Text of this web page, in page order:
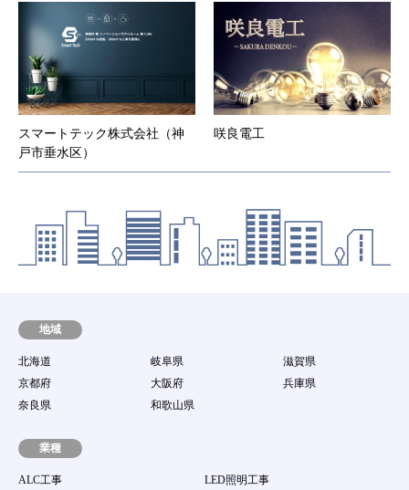
スマートテック株式会社（神
戸市垂水区）
咲良電工
地域
北海道 岐阜県
滋賀県
京都府
大阪府
兵庫県
奈良県
和歌山県
業種
ALC工事 LED照明工事